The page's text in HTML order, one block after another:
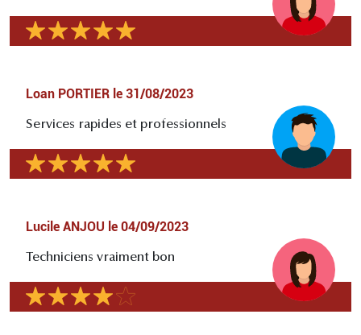
Loan PORTIER le 31/08/2023
Services rapides et professionnels
Lucile ANJOU le 04/09/2023
Techniciens vraiment bon